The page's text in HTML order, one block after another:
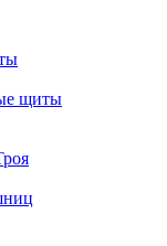
щиты